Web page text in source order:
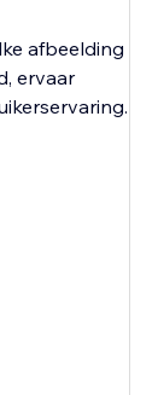
afbeelding
ervaar